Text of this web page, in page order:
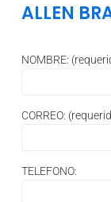
ALLEN
NOMBRE:
CORREO:
TELEFONO: